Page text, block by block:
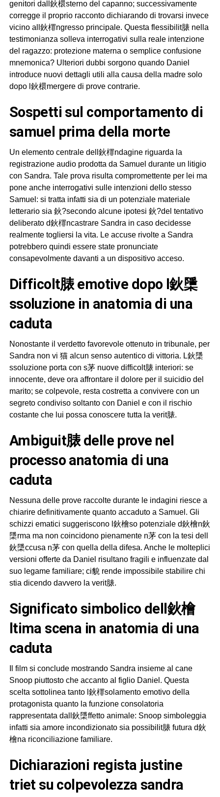
genitori dall鈥檈sterno del capanno; successivamente
corregge il proprio racconto dichiarando di trovarsi invece
vicino all鈥檌ngresso principale. Questa flessibilit脿 nella
testimonianza solleva interrogativi sulla reale intenzione
del ragazzo: protezione materna o semplice confusione
mnemonica? Ulteriori dubbi sorgono quando Daniel
introduce nuovi dettagli utili alla causa della madre solo
dopo l鈥檈mergere di prove contrarie.
sospetti sul comportamento di
samuel prima della morte
Un elemento centrale dell鈥檌ndagine riguarda la
registrazione audio prodotta da Samuel durante un litigio
con Sandra. Tale prova risulta compromettente per lei ma
pone anche interrogativi sulle intenzioni dello stesso
Samuel: si tratta infatti sia di un potenziale materiale
letterario sia 鈥?secondo alcune ipotesi 鈥?del tentativo
deliberato d鈥檌ncastrare Sandra in caso decidesse
realmente togliersi la vita. Le accuse rivolte a Sandra
potrebbero quindi essere state pronunciate
consapevolmente davanti a un dispositivo acceso.
difficolt脿 emotive dopo l鈥檃
ssoluzione in anatomia di una
caduta
Nonostante il verdetto favorevole ottenuto in tribunale, per
Sandra non vi 猫 alcun senso autentico di vittoria. L鈥檃
ssoluzione porta con s茅 nuove difficolt脿 interiori: se
innocente, deve ora affrontare il dolore per il suicidio del
marito; se colpevole, resta costretta a convivere con un
segreto condiviso soltanto con Daniel e con il rischio
costante che lui possa conoscere tutta la verit脿.
ambiguit脿 delle prove nel
processo anatomia di una
caduta
Nessuna delle prove raccolte durante le indagini riesce a
chiarire definitivamente quanto accaduto a Samuel. Gli
schizzi ematici suggeriscono l鈥檜so potenziale d鈥檜n鈥
檃rma ma non coincidono pienamente n茅 con la tesi dell
鈥檃ccusa n茅 con quella della difesa. Anche le molteplici
versioni offerte da Daniel risultano fragili e influenzate dal
suo legame familiare; ci貌 rende impossibile stabilire chi
stia dicendo davvero la verit脿.
significato simbolico dell鈥檜
ltima scena in anatomia di una
caduta
Il film si conclude mostrando Sandra insieme al cane
Snoop piuttosto che accanto al figlio Daniel. Questa
scelta sottolinea tanto l鈥檌solamento emotivo della
protagonista quanto la funzione consolatoria
rappresentata dall鈥檃ffetto animale: Snoop simboleggia
infatti sia amore incondizionato sia possibilit脿 futura d鈥
檜na riconciliazione familiare.
dichiarazioni regista justine
triet su colpevolezza sandra